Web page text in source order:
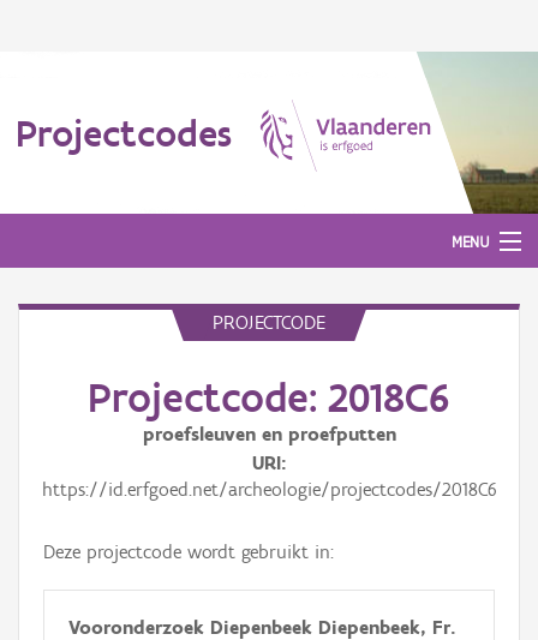
Projectcodes
MENU
PROJECTCODE
Projectcode: 2018C6
proefsleuven en proefputten
URI
https://id.erfgoed.net/archeologie/projectcodes/2018C6
Deze projectcode wordt gebruikt in:
Vooronderzoek Diepenbeek Diepenbeek, Fr.